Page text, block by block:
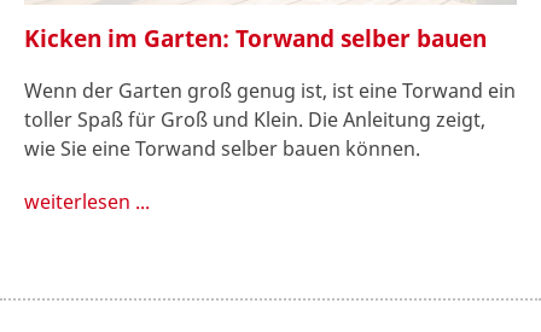
Kicken im Garten: Torwand selber bauen
Wenn der Garten groß genug ist, ist eine Torwand ein
toller Spaß für Groß und Klein. Die Anleitung zeigt,
wie Sie eine Torwand selber bauen können.
weiterlesen ...